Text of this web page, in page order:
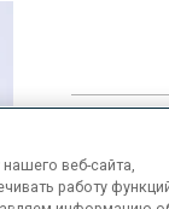
веб-сайта,
работу